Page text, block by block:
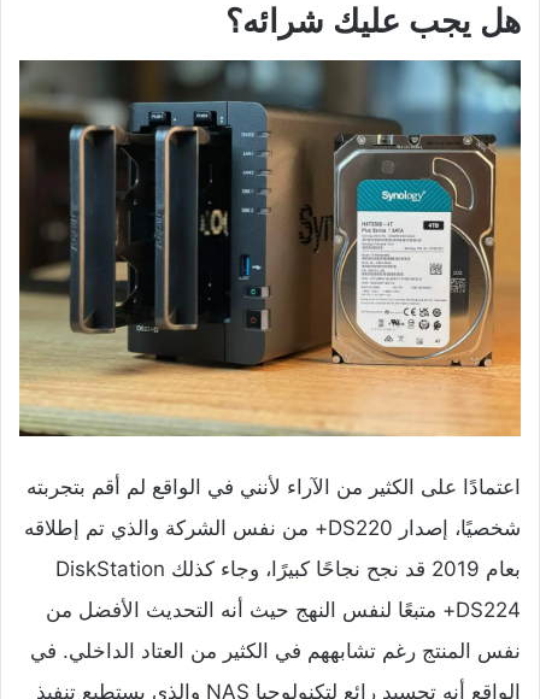
هل يجب عليك شرائه؟
اعتمادًا على الكثير من الآراء لأنني في الواقع لم أقم بتجربته
شخصيًا، إصدار DS220+ من نفس الشركة والذي تم إطلاقه
بعام 2019 قد نجح نجاحًا كبيرًا، وجاء كذلك DiskStation
DS224+ متبعًا لنفس النهج حيث أنه التحديث الأفضل من
نفس المنتج رغم تشابههم في الكثير من العتاد الداخلي. في
الواقع أنه تجسيد رائع لتكنولوجيا NAS والذي يستطيع تنفيذ